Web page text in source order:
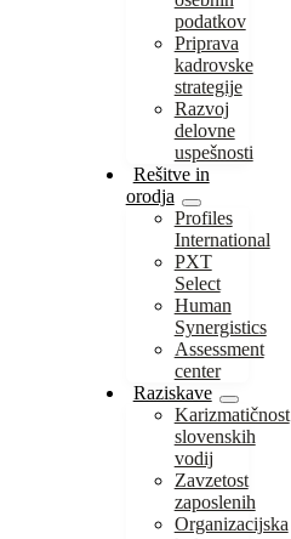
podatkov
Priprava
kadrovske
strategije
Razvoj
delovne
uspešnosti
Rešitve in
orodja
Profiles
International
PXT
Select
Human
Synergistics
Assessment
center
Raziskave
Karizmatičnost
slovenskih
vodij
Zavzetost
zaposlenih
Organizacijska